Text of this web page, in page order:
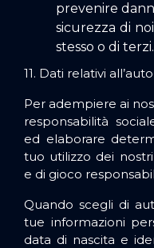
prevenire
sicurezza di
stesso o di terzi.
11. Dati relativi
Per adempiere ai
responsabilità
ed elaborare
tuo utilizzo dei
e di gioco
Quando scegli di
tue informazioni
data di nascita e